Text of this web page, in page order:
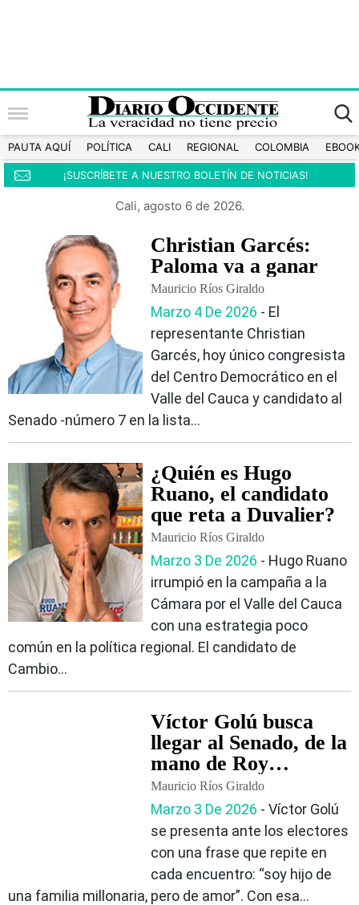
PAUTA AQUÍ POLÍTICA CALI REGIONAL COLOMBIA
¡SUSCRÍBETE A NUESTRO BOLETÍN DE NOTICIAS!
Cali, agosto 6 de 2026.
Christian Garcés:
Paloma va a ganar
Mauricio Ríos Giraldo
Marzo 4 De 2026 ‐ El
representante Christian
Garcés, hoy único congresista
del Centro Democrático en el
Valle del Cauca y candidato al
Senado -número 7 en la lista...
¿Quién es Hugo
Ruano, el candidato
que reta a Duvalier?
Mauricio Ríos Giraldo
Marzo 3 De 2026 ‐ Hugo Ruano
irrumpió en la campaña a la
Cámara por el Valle del Cauca
con una estrategia poco
común en la política regional. El candidato de
Cambio...
Víctor Golú busca
llegar al Senado, de la
mano de Roy
Barreras
Mauricio Ríos Giraldo
Marzo 3 De 2026 ‐ Víctor Golú
se presenta ante los electores
con una frase que repite en
cada encuentro: “soy hijo de
una familia millonaria, pero de amor”. Con esa...